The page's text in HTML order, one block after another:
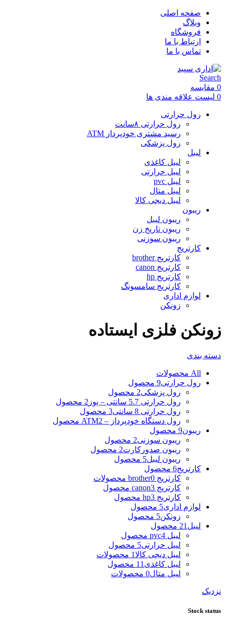
صفحه اصلی
وبلاگ
فروشگاه
ارتباط با ما
تماس با ما
Search
0 مقایسه
0 لیست علاقه مندی ها
رول حرارتی
رول حرارتی ۸سانت
رسید مشتری خودپرداز ATM
رول پزشکی
لیبل
لیبل کاغذی
لیبل حرارتی
لیبل pvc
لیبل متال
لیبل دیجی کالا
ریبون
ریبون لیبل
ریبون تاریخ زن
ریبون سوزنی
کارتریج
کارتریج brother
کارتریج canon
کارتریج hp
کارتریج سامسونگ
لوازم اداری
زونکن
زونکن فلزی ایستاده
دسته بندی
All محصولات
رول حرارتی9 محصول
رول پزشکی2 محصول
رول حرارتی 5.7 سانتی – پوز
2 محصول
رول حرارتی 8 سانتی
3 محصول
رول دستگاه خودپرداز – ATM 2 محصول
ریبون9 محصول
ریبون سوزنی2 محصول
ریبون صدورکارت2 محصول
ریبون لیبل5 محصول
کارتریج6 محصول
کارتریج brother 0 محصولات
کارتریج canon 3 محصول
کارتریج hp 3 محصول
لوازم اداری5 محصول
زونکن5 محصول
لیبل 21 محصول
لیبل pvc 4 محصول
لیبل حرارتی5 محصول
لیبل دیجی کالا1 محصولات
لیبل کاغذی 11 محصول
لیبل متال0 محصولات
نزدیک
Stock status